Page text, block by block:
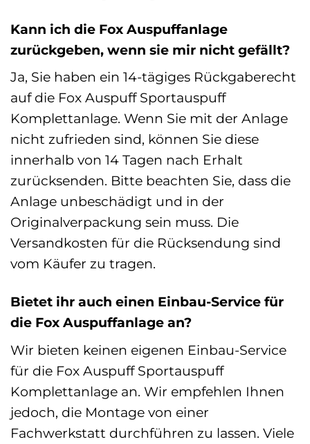
Kann ich die Fox Auspuffanlage
zurückgeben, wenn sie mir nicht gefällt?
Ja, Sie haben ein 14-tägiges Rückgaberecht
auf die Fox Auspuff Sportauspuff
Komplettanlage. Wenn Sie mit der Anlage
nicht zufrieden sind, können Sie diese
innerhalb von 14 Tagen nach Erhalt
zurücksenden. Bitte beachten Sie, dass die
Anlage unbeschädigt und in der
Originalverpackung sein muss. Die
Versandkosten für die Rücksendung sind
vom Käufer zu tragen.
Bietet ihr auch einen Einbau-Service für
die Fox Auspuffanlage an?
Wir bieten keinen eigenen Einbau-Service
für die Fox Auspuff Sportauspuff
Komplettanlage an. Wir empfehlen Ihnen
jedoch, die Montage von einer
Fachwerkstatt durchführen zu lassen. Viele